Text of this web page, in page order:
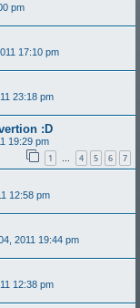
pm
17:10 pm
23:18 pm
:D
19:29 pm
1 … 4 5 6 7
12:58 pm
2011 19:44 pm
12:38 pm